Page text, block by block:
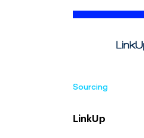
Sourcing
LinkUp